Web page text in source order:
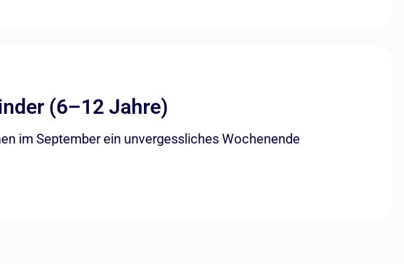
(6–12 Jahre)
im September ein unvergessliches Wochenende